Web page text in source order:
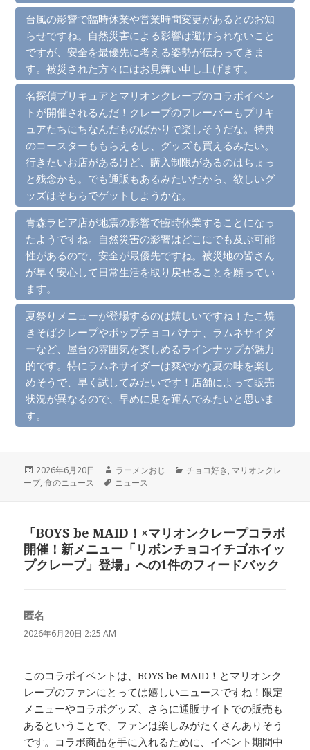
台風の影響で臨時休業や営業時間変更があるとのお知
らせですね。自然災害による影響は避けられないこと
ですが、安全を最優先に考える姿勢が伝わってきま
す。被災された方々にはお見舞い申し上げます。
名探偵プリキュアとマリオンクレープのコラボイベン
トが開催されるんだ！クレープのフレーバーもプリキ
ュアたちにちなんだものばかりで楽しそうだな。特典
のコースターももらえるし、グッズも買えるみたい。
行きたいお店があるけど、購入制限があるのはちょっ
と残念かも。でも通販もあるみたいだから、欲しいグ
ッズはそちらでゲットしようかな。
青森ラピア店が地震の影響で臨時休業することになっ
たようですね。自然災害の影響はどこにでも及ぶ可能
性があるので、安全が最優先ですね。被災地の皆さん
が早く安心して日常生活を取り戻せることを願ってい
ます。
夏祭りメニューが登場するのは嬉しいですね！たこ焼
きそばクレープやポップチョコバナナ、ラムネサイダ
ーなど、屋台の雰囲気を楽しめるラインナップが魅力
的です。特にラムネサイダーは爽やかな夏の味を楽し
めそうで、早く試してみたいです！店舗によって販売
状況が異なるので、早めに足を運んでみたいと思いま
す。
投
稿
2026年6月20日
作
成
ラーメンおじ
カ
チョコ好き, マリオンクレ
ープ,食のニュース
タ
ニュース
「BOYS be MAID！×マリオンクレープコラボ
開催！新メニュー「リボンチョコイチゴホイッ
プクレープ」登場」への1件のフィードバック
匿名
り:
2026年6月20日 2:25 AM
このコラボイベントは、BOYS be MAID！とマリオンク
レープのファンにとっては嬉しいニュースですね！限定
メニューやコラボグッズ、さらに通販サイトでの販売も
あるということで、ファンは楽しみがたくさんありそう
です。コラボ商品を手に入れるために、イベント期間中